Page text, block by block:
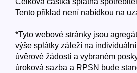
Tento příklad není nabídkou na
*Tyto webové stránky jsou
výše splátky záleží na
úvěrové žádosti a vybraném
úroková sazba a RPSN bude